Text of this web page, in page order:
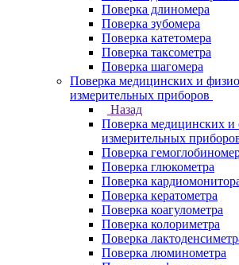
Поверка длиномера
Поверка зубомера
Поверка катетомера
Поверка таксометра
Поверка шагомера
Поверка медицинских и
измерительных приборов
Назад
Поверка медицинских и
измерительных
Поверка
Поверка глюкометра
Поверка
Поверка кератометра
Поверка коагулометра
Поверка колориметра
Поверка
Поверка люминометра